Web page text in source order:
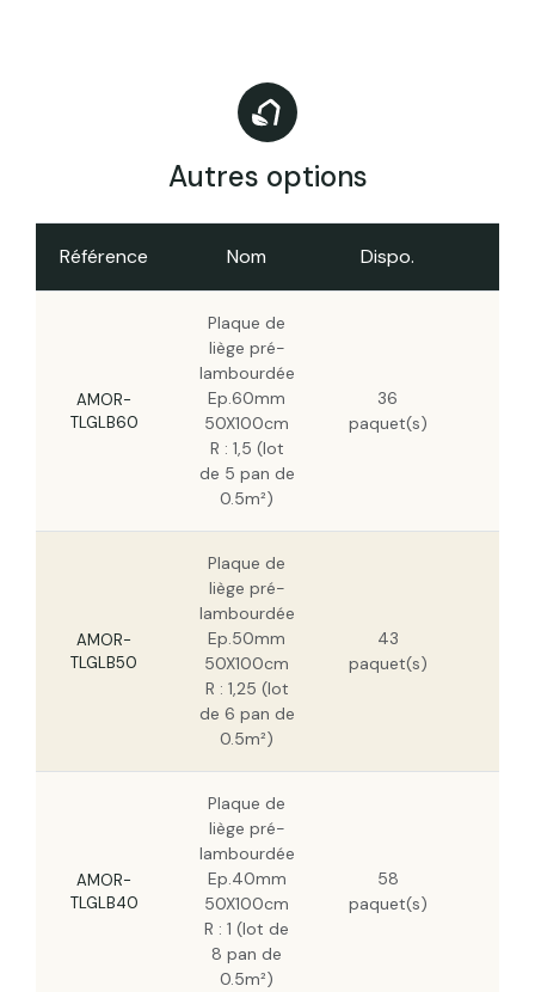
Autres options
Référence Nom Dispo.
AMOR-
TLGLB60
Plaque de
liège pré-
lambourdée
Ep.60mm
50X100cm
R : 1,5 (lot
de 5 pan de
0.5m²)
36
paquet(s)
AMOR-
TLGLB50
Plaque de
liège pré-
lambourdée
Ep.50mm
50X100cm
R : 1,25 (lot
de 6 pan de
0.5m²)
43
paquet(s)
AMOR-
TLGLB40
Plaque de
liège pré-
lambourdée
Ep.40mm
50X100cm
R : 1 (lot de
8 pan de
0.5m²)
58
paquet(s)